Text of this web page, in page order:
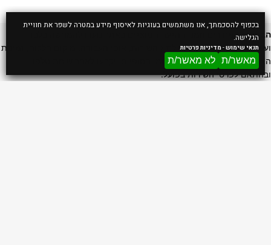
בכפוף להסכמתך, אנו משתמשים בעוגיות לאיסוף מידע במטרה לשפר את חוויית
הגלישה.
תנאי שימוש-מדיניות פרטיות
מאשר/ת לא מאשר/ת
הבהרה:המחירים וזמני ההגעה המוצגים באתר נועדו להמחשה בלבד
ועשויים להשתנות בהתאם לסוג השירות, אופי העבודה, מיקום הלקוח, זמינות
הצוות ותנאי השטח. המחיר והזמן הסופיים ייקבעו לאחר שיחת טלפון
ובהתאם לפרטי השירות בפועל.